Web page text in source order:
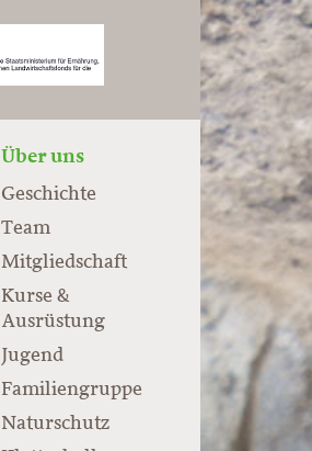
Über uns
Geschichte
Team
Mitgliedschaft
Kurse &
Ausrüstung
Jugend
Familiengruppe
Naturschutz